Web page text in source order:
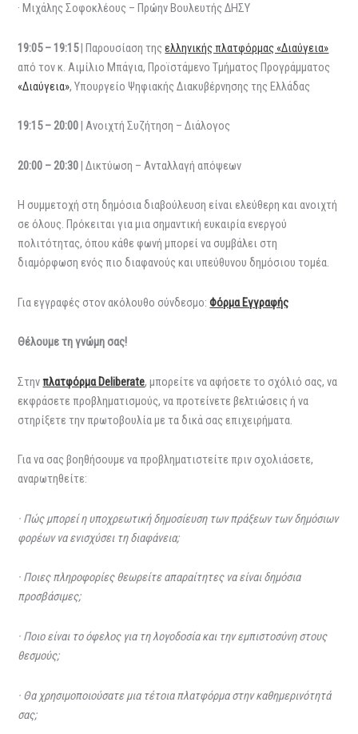
· Μιχάλης Σοφοκλέους – Πρώην Βουλευτής ΔΗΣΥ
19:05–19:15| Παρουσίαση τηςελληνικής πλατφόρμας «Διαύγεια»
από τον κ. Αιμίλιο Μπάγια, Προϊστάμενο Τμήματος Προγράμματος
«Διαύγεια», Υπουργείο Ψηφιακής Διακυβέρνησης της Ελλάδας
19:15 – 20:00| Ανοιχτή Συζήτηση – Διάλογος
20:00 – 20:30| Δικτύωση – Ανταλλαγή απόψεων
Η συμμετοχή στη δημόσια διαβούλευση είναι ελεύθερη και ανοιχτή
σε όλους. Πρόκειται για μια σημαντική ευκαιρία ενεργού
πολιτότητας, όπου κάθε φωνή μπορεί να συμβάλει στη
διαμόρφωση ενός πιο διαφανούς και υπεύθυνου δημόσιου τομέα.
Για εγγραφές στον ακόλουθο σύνδεσμο:Φόρμα Εγγραφής
Θέλουμε τη γνώμη σας!
Στηνπλατφόρμα Deliberate, μπορείτε να αφήσετε το σχόλιό σας, να
εκφράσετε προβληματισμούς, να προτείνετε βελτιώσεις ή να
στηρίξετε την πρωτοβουλία με τα δικά σας επιχειρήματα.
Για να σας βοηθήσουμε να προβληματιστείτε πριν σχολιάσετε,
αναρωτηθείτε:
· Πώς μπορεί η υποχρεωτική δημοσίευση των πράξεων των δημόσιων
φορέων να ενισχύσει τη διαφάνεια;
· Ποιες πληροφορίες θεωρείτε απαραίτητες να είναι δημόσια
προσβάσιμες;
· Ποιο είναι το όφελος για τη λογοδοσία και την εμπιστοσύνη στους
θεσμούς;
· Θα χρησιμοποιούσατε μια τέτοια πλατφόρμα στην καθημερινότητά
σας;